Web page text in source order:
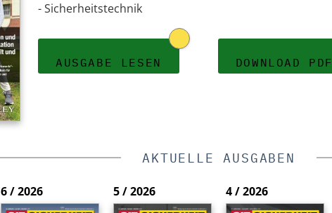
- Sicherheitstechnik
AUSGABE LESEN DOWNLOAD PDF
AKTUELLE AUSGABEN
6 / 2026 5 / 2026 4 / 2026